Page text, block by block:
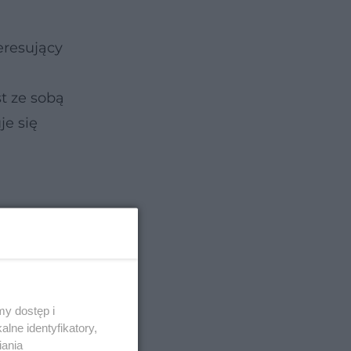
ze sobą
się
dostęp i
identyfikatory,